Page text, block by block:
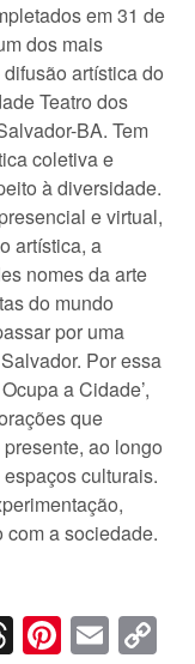
em 31 de
dos mais
artística do
Teatro dos
BA. Tem
coletiva e
à diversidade.
e virtual,
artística, a
nomes da arte
do mundo
por uma
Por essa
a Cidade’,
que
ao longo
culturais.
a sociedade.
Threads